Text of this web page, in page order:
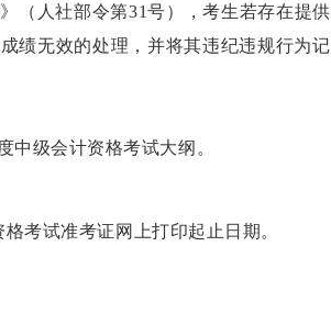
（人社部令第31号），考生若存在提
绩无效的处理，并将其违纪违规行为
中级会计资格考试大纲。
考试准考证网上打印起止日期。